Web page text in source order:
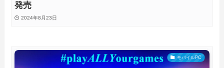
発売
2024年8月23日
モバイルPC